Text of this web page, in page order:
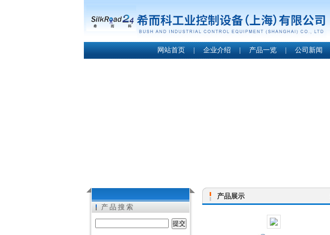
网站首页 | 企业介绍 | 产品一览 | 公司新闻
产品搜索
产品展示